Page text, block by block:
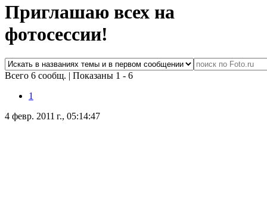
Приглашаю всех на
фотосессии!
Всего 6 сообщ. | Показаны 1 - 6
1
4 февр. 2011 г., 05:14:47